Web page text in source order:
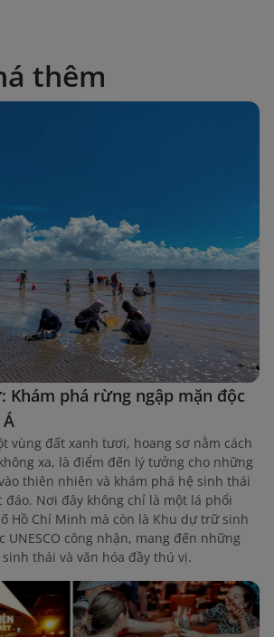
thêm
Khám phá rừng ngập mặn độc
vùng đất xanh tươi, hoang sơ nằm cách
xa, là điểm đến lý tưởng cho những
thiên nhiên và khám phá hệ sinh thái
đáo. Nơi đây không chỉ là một lá phổi
Hồ Chí Minh mà còn là Khu dự trữ sinh
công nhận, mang đến những
thái và văn hóa đầy thú vị.